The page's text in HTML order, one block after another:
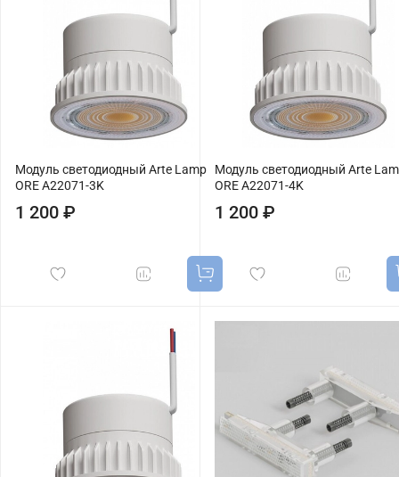
Модуль светодиодный Arte Lamp
ORE A22071-3K
1 200 ₽
Модуль светодиодный Arte
ORE A22071-4K
1 200 ₽